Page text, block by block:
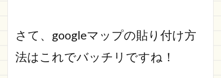
さて、googleマップの貼り付け方
法はこれでバッチリですね！